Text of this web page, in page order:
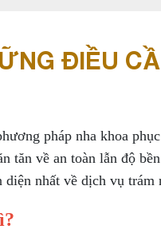
ĐIỀU
pháp nha khoa
tăn về an toàn lẫn độ
nhất về dịch vụ trám